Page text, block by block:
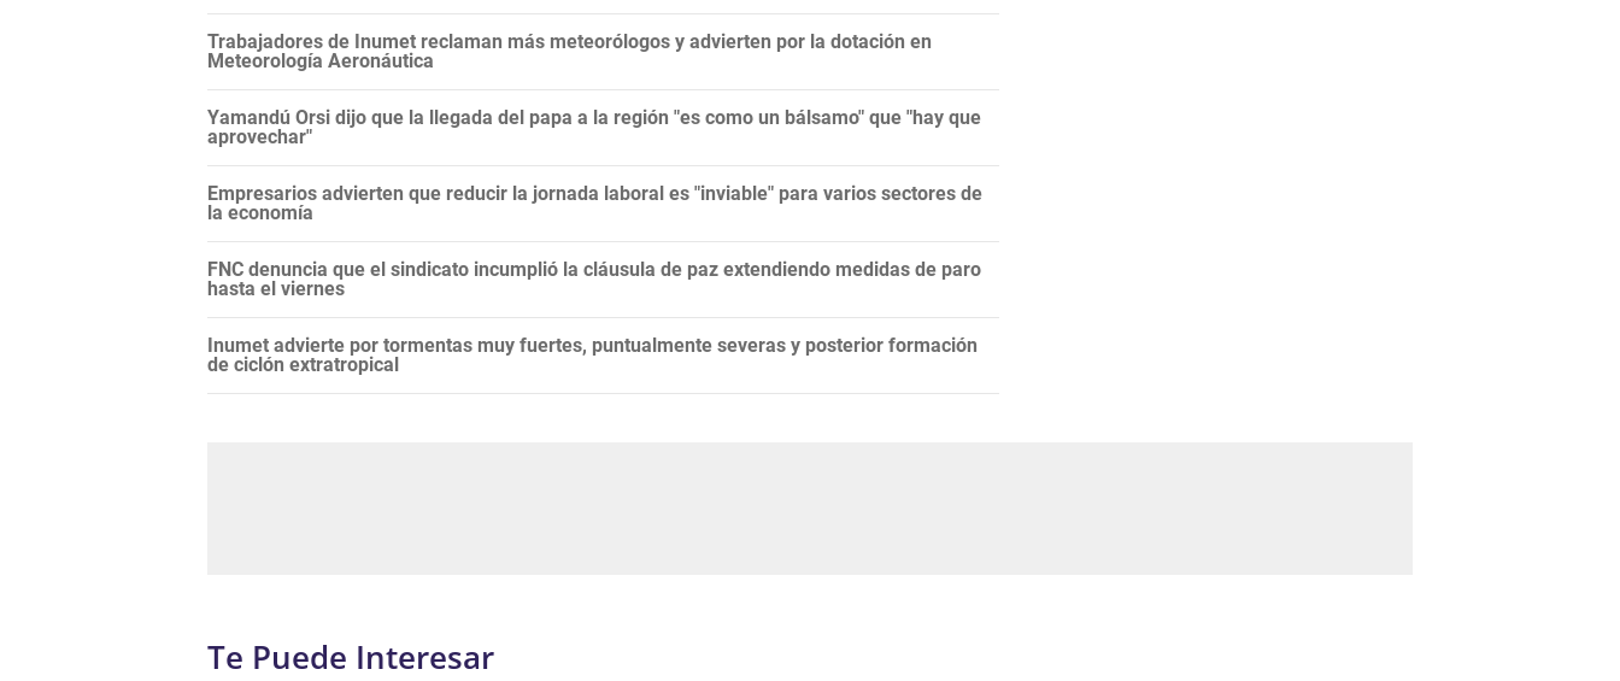
Trabajadores de Inumet reclaman más meteorólogos y advierten por la dotación en
Meteorología Aeronáutica
Yamandú Orsi dijo que la llegada del papa a la región "es como un bálsamo" que "hay que
aprovechar"
Empresarios advierten que reducir la jornada laboral es "inviable" para varios sectores de
la economía
FNC denuncia que el sindicato incumplió la cláusula de paz extendiendo medidas de paro
hasta el viernes
Inumet advierte por tormentas muy fuertes, puntualmente severas y posterior formación
de ciclón extratropical
Te Puede Interesar